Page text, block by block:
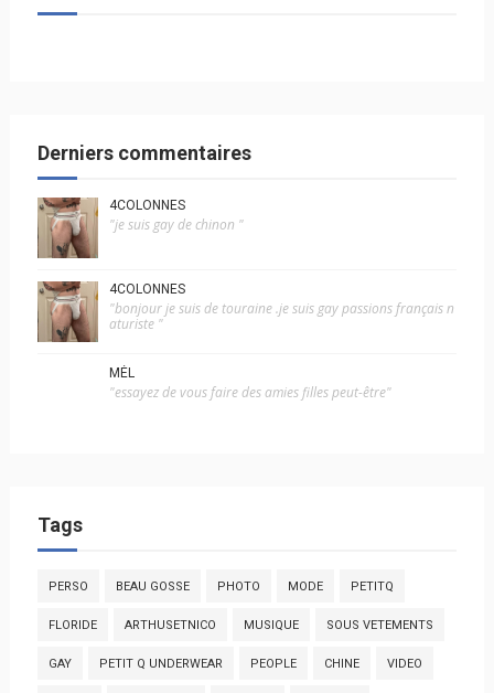
Derniers commentaires
4COLONNES
"je suis gay de chinon "
4COLONNES
"bonjour je suis de touraine .je suis gay passions français n
aturiste "
MÉL
"essayez de vous faire des amies filles peut-être"
Tags
PERSO BEAU GOSSE PHOTO MODE PETITQ
FLORIDE ARTHUSETNICO MUSIQUE SOUS VETEMENTS
GAY PETIT Q UNDERWEAR PEOPLE CHINE VIDEO